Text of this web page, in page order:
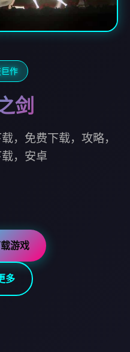
作
剑
，免费下载，攻略，
，安卓
游戏
多